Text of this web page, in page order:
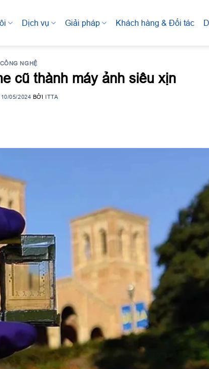
Dịch vụ Giải pháp Khách hàng & Đối tác
NGHỆ
cũ thành máy ảnh siêu xịn
10/05/2024 BỞI ITTA